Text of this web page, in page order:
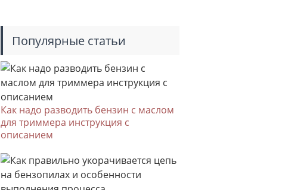
Популярные статьи
Как надо разводить бензин с маслом
для триммера инструкция с
описанием